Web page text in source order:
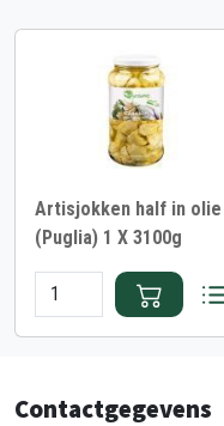
Artisjokken half in olie
(Puglia) 1 X 3100g
Contactgegevens